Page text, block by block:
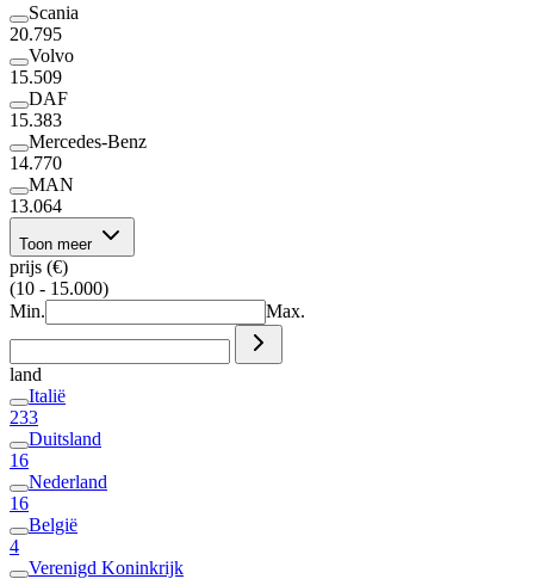
Scania
20.795
Volvo
15.509
DAF
15.383
Mercedes-Benz
14.770
MAN
13.064
Toon meer
prijs (€)
(10 - 15.000)
Min.
Max.
land
Italië
233
Duitsland
16
Nederland
16
België
4
Verenigd Koninkrijk